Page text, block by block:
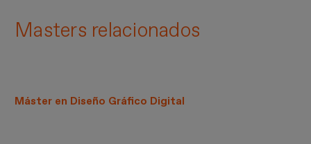
Masters relacionados
Máster en Diseño Gráfico Digital